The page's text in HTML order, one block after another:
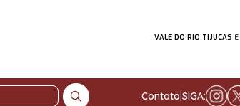
VALE DO RIO TIJUCAS E
Contato SIGA: